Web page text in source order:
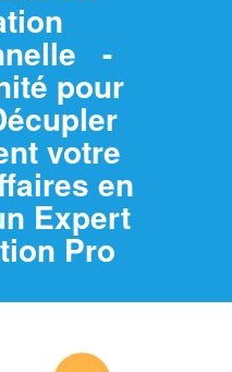
-
pour
votre
en
Expert
Pro